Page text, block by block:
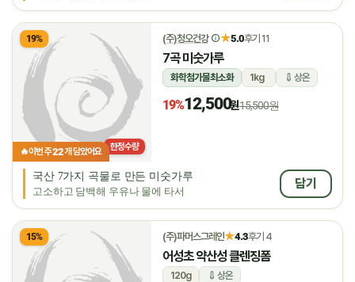
19%
🔥이번 주22개 담았어요 한정수량
(주)청오건강 ★5.0후기 11
7곡 미숫가루
화학첨가물최소화 1kg 상온
19%12,500원15,500원
국산 7가지 곡물로 만든 미숫가루
고소하고 담백해 우유나 물에 타서
담기
15% (주)파머스그레인★4.3후기 4
어성초 약산성 클렌징폼
120g 상온